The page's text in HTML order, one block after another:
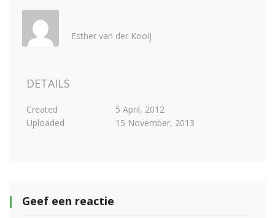
Esther van der Kooij
DETAILS
Created
5 April, 2012
Uploaded
15 November, 2013
Geef een reactie